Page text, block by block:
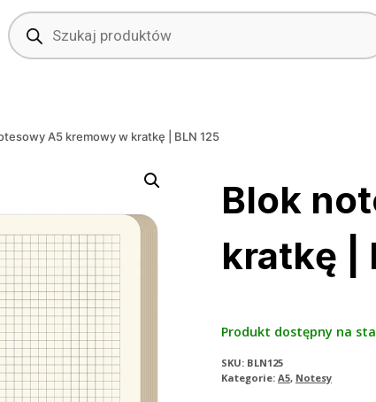
Wyszukiwarka
produktów
A5 kremowy w kratkę | BLN 125
Blok
kratkę |
Produkt dostępny na
SKU: BLN125
Kategorie: A5, Notesy